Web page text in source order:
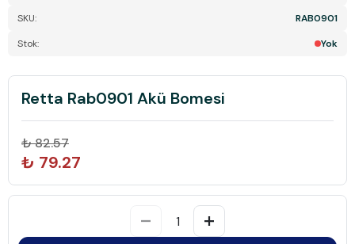
SKU:
RAB0901
Stok:
Yok
Retta Rab0901 Akü Bomesi
₺ 82.57
₺ 79.27